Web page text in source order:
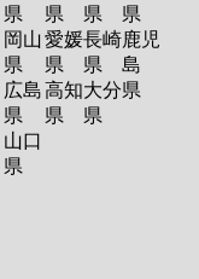
県
岡山
県
広島
県
山口
県
県
愛媛
県
高知
県
県
長崎
県
大分
県
県
鹿児
島
県